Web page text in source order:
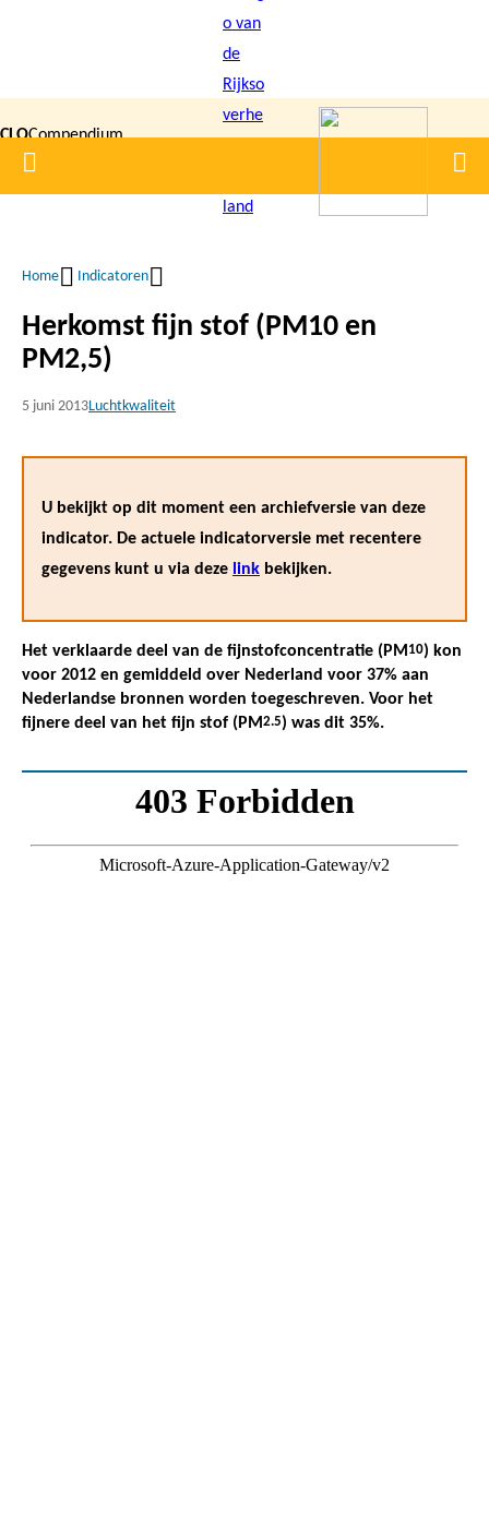
inhoud
gaan
CLOCompendium
voor de
Home
Kruimelpad
Home Indicatoren
Herkomst fijn stof (PM10 en
PM2,5)
5 juni 2013Luchtkwaliteit
U bekijkt op dit moment een archiefversie van deze
indicator. De actuele indicatorversie met recentere
gegevens kunt u via deze link bekijken.
Het verklaarde deel van de fijnstofconcentratie (PM 10) kon
voor 2012 en gemiddeld over Nederland voor 37% aan
Nederlandse bronnen worden toegeschreven. Voor het
fijnere deel van het fijn stof (PM2.5) was dit 35%.